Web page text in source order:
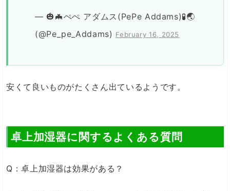
— 🎃🦇ぺぺ アダムス(PePe Addams)🧪🌏
(@Pe_pe_Addams) February 16, 2025
安くて良いものがたくさん出ているようです。
卓上加湿器に関するよくある質問
Q：卓上加湿器は効果がある？